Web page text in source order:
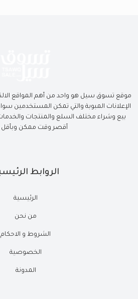
موقع تسوق سيل هو واحد من أهم المواقع
الإعلانات المبوبة والتي تمكن المستخدمين
بيع وشراء مختلف السلع والمنتجات
أقصر وقت ممكن وبأقل
الروابط
الرئيسية
من نحن
الشروط و الاحكام
الخصوصية
المدونة